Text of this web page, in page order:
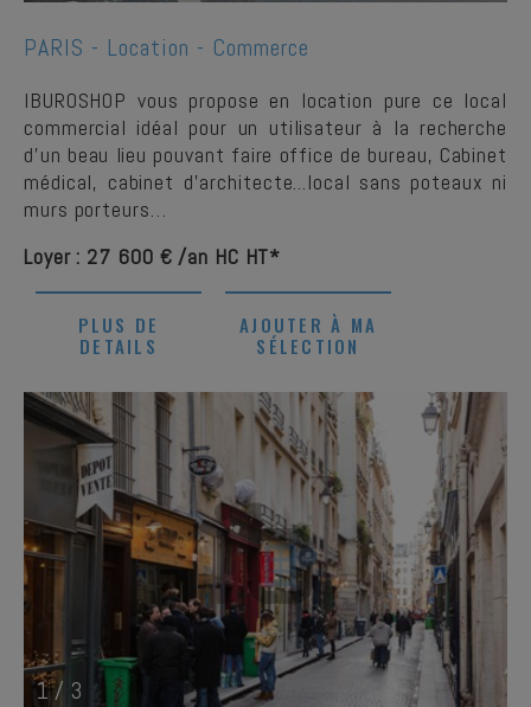
PARIS - Location - Commerce
IBUROSHOP vous propose en location pure ce local
commercial idéal pour un utilisateur à la recherche
d'un beau lieu pouvant faire office de bureau, Cabinet
médical, cabinet d'architecte...local sans poteaux ni
murs porteurs…
Loyer : 27 600 € /an HC HT*
PLUS DE
DETAILS
AJOUTER À MA
SÉLECTION
1/ 3